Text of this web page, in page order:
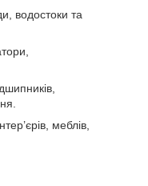
водостоки та
меблів,